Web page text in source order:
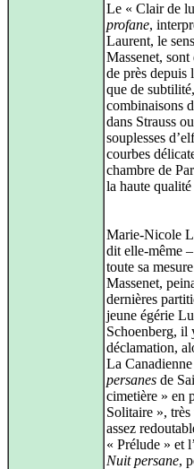
Le « Clair de
profane,
Laurent, le
Massenet, sont
de près depuis
que de
combinaisons
dans Strauss
souplesses
courbes
chambre de
la haute qualité
Marie-Nicole
dit elle‑même
toute sa
Massenet,
dernières
jeune égérie
Schoenberg, il
déclamation,
La Canadienne
persanes de
cimetière » en
Solitaire », très
assez
« Prélude » et
Nuit persane,